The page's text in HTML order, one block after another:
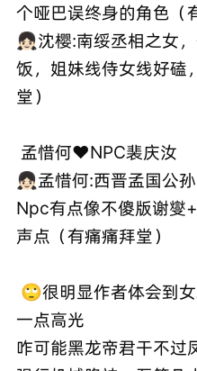
个哑巴误终身的角色（
👧🏻沈樱:南绥丞相之女
饭，姐妹线侍女线好磕
堂）
孟惜何❤️NPC裴庆汝
👧🏻孟惜何:西晋孟国公
Npc有点像不傻版谢燮
声点（有痛痛拜堂）
🙄很明显作者体会到
一点高光
咋可能黑龙帝君干不过